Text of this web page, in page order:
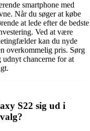
smartphone med
Når du søger at købe
at lede efter de bedste
Ved at være
kan du nyde
overkommelig pris. Sørg
udnyt chancerne for at
S22 sig ud i